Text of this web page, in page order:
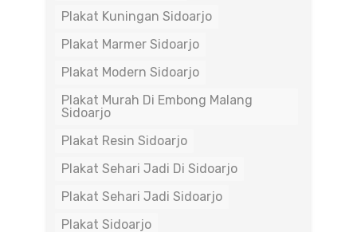
Plakat Kuningan Sidoarjo
Plakat Marmer Sidoarjo
Plakat Modern Sidoarjo
Plakat Murah Di Embong Malang
Sidoarjo
Plakat Resin Sidoarjo
Plakat Sehari Jadi Di Sidoarjo
Plakat Sehari Jadi Sidoarjo
Plakat Sidoarjo